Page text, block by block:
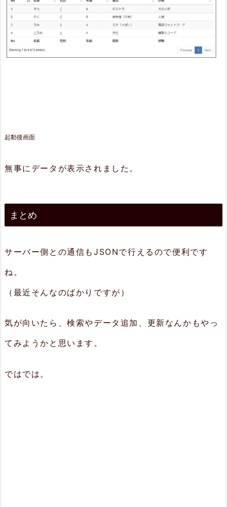
起動後画面
無事にデータが表示されました。
まとめ
サーバー側との通信もJSONで行えるので便利です
ね。
（最近そんなのばかりですが）
気が向いたら、検索やデータ追加、更新なんかもやっ
てみようかと思います。
ではでは。